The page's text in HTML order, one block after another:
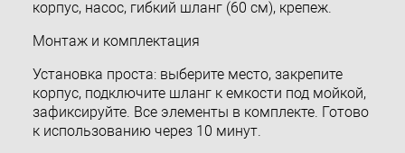
корпус, насос, гибкий шланг (60 см), крепеж.
Монтаж и комплектация
Установка проста: выберите место, закрепите
корпус, подключите шланг к емкости под мойкой,
зафиксируйте. Все элементы в комплекте. Готово
к использованию через 10 минут.